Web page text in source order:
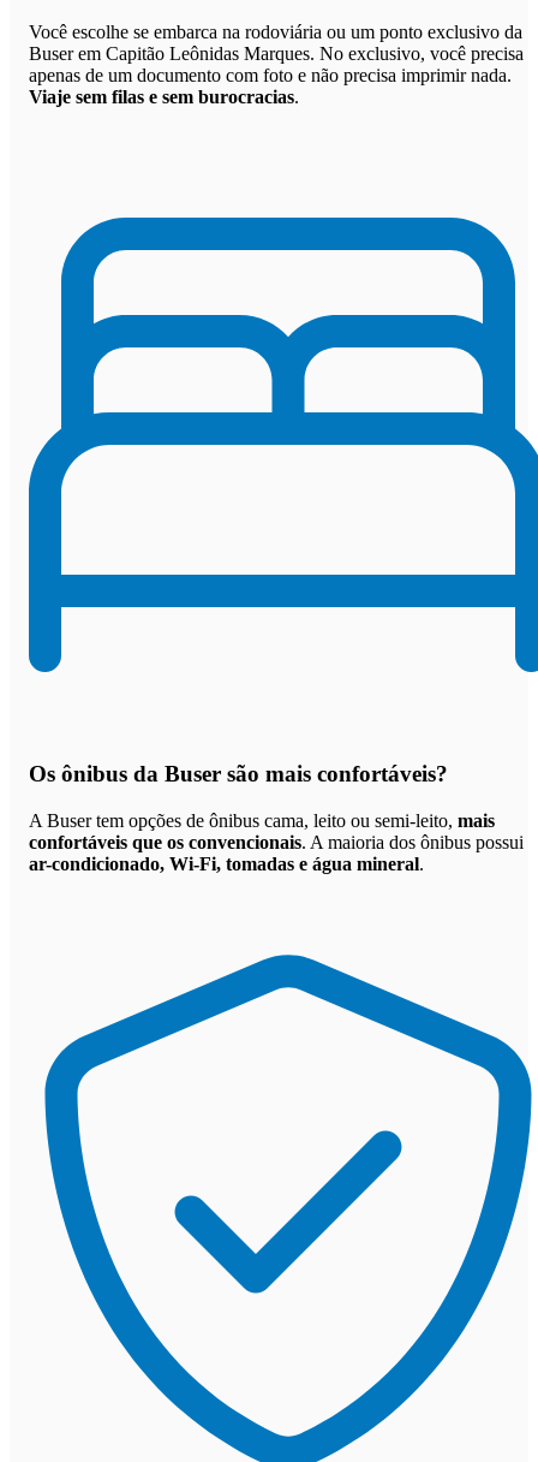
Você escolhe se embarca na rodoviária ou um ponto exclusivo da
Buser em Capitão Leônidas Marques. No exclusivo, você precisa
apenas de um documento com foto e não precisa imprimir nada.
Viaje sem filas e sem burocracias.
Os ônibus da Buser são mais confortáveis?
A Buser tem opções de ônibus cama, leito ou semi-leito, mais
confortáveis que os convencionais. A maioria dos ônibus possui
ar-condicionado, Wi-Fi, tomadas e água mineral.